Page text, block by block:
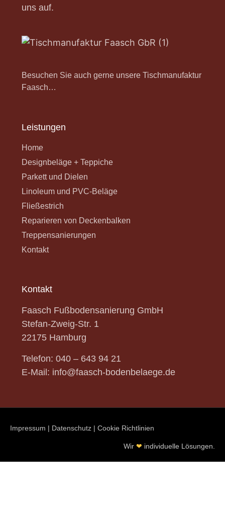
uns auf.
Besuchen Sie auch gerne unsere Tischmanufaktur
Faasch…
Leistungen
Home
Designbeläge + Teppiche
Parkett und Dielen
Linoleum und PVC-Beläge
Fließestrich
Reparieren von Deckenbalken
Treppensanierungen
Kontakt
Kontakt
Faasch Fußbodensanierung GmbH
Stefan-Zweig-Str. 1
22175 Hamburg
Telefon: 040 – 643 94 21
E-Mail: info@faasch-bodenbelaege.de
Impressum | Datenschutz | Cookie Richtlinien
Wir ❤ individuelle Lösungen.